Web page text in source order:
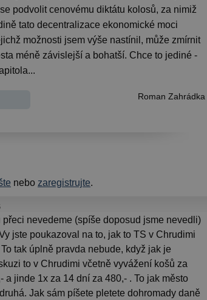
podvolit cenovému diktátu kolosů, za nimiž
tato decentralizace ekonomické moci
možnosti jsem výše nastínil, může zmírnit
méně závislejší a bohatší. Chce to jediné -
Roman Zahrádka
nebo zaregistrujte.
přeci nevedeme (spíše doposud jsme nevedli)
jste poukazoval na to, jak to TS v Chrudimi
tak úplně pravda nebude, když jak je
to v Chrudimi včetně vyvážení košů za
a jinde 1x za 14 dní za 480,- . To jak město
Jak sám píšete pletete dohromady daně